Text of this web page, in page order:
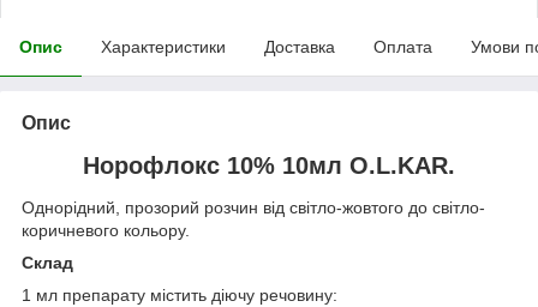
Опис Характеристики Доставка Оплата Умови
Опис
Норофлокс 10% 10мл O.L.KAR.
Однорідний, прозорий розчин від світло-жовтого до світло-
коричневого кольору.
Склад
1 мл препарату містить діючу речовину: